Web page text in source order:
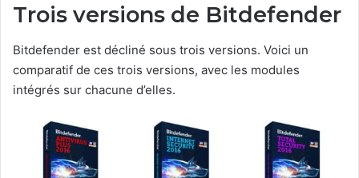
Trois versions de Bitdefender
Bitdefender est décliné sous trois versions. Voici un
comparatif de ces trois versions, avec les modules
intégrés sur chacune d’elles.